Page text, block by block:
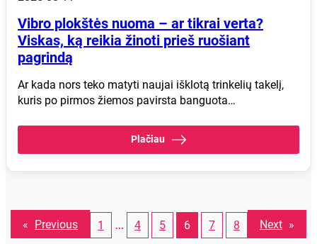
Vibro plokštės nuoma – ar tikrai verta?
Viskas, ką reikia žinoti prieš ruošiant
pagrindą
Ar kada nors teko matyti naujai išklotą trinkelių takelį,
kuris po pirmos žiemos pavirsta banguota…
Plačiau
« Previous 1 … 4 5 6 7 8 Next »